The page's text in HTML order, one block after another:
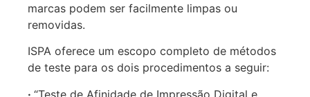
marcas podem ser facilmente limpas ou
removidas.
ISPA oferece um escopo completo de métodos
de teste para os dois procedimentos a seguir:
· “Teste de Afinidade de Impressão Digital e